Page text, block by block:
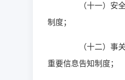
（十一）安全
制度；
（十二）事关
重要信息告知制度；